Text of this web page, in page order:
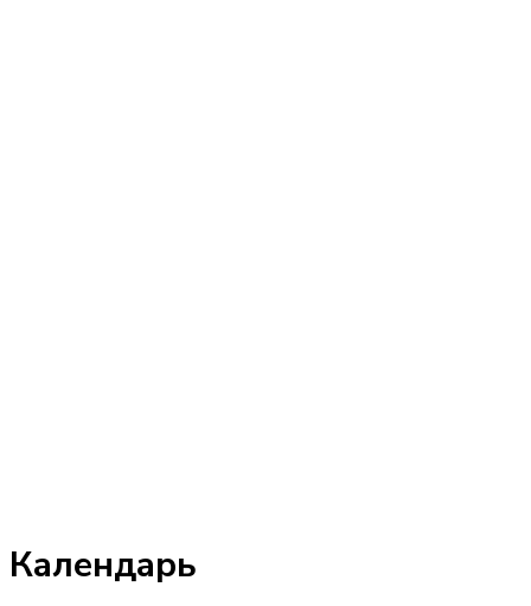
Календарь